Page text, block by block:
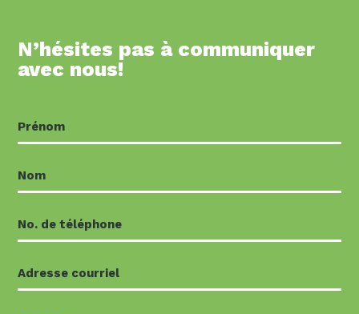
N’hésites pas à communiquer
avec nous!